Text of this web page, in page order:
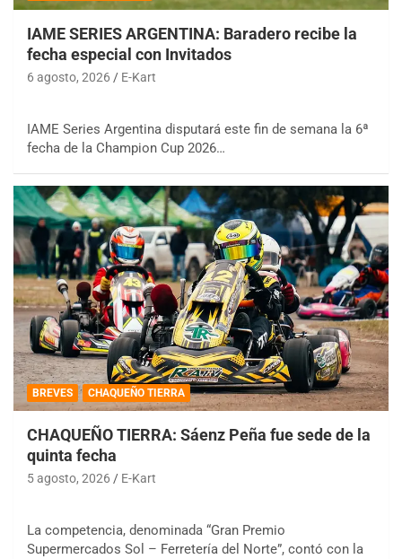
IAME SERIES ARGENTINA: Baradero recibe la
fecha especial con Invitados
6 agosto, 2026 E-Kart
IAME Series Argentina disputará este fin de semana la 6ª
fecha de la Champion Cup 2026…
BREVES CHAQUEÑO TIERRA
CHAQUEÑO TIERRA: Sáenz Peña fue sede de la
quinta fecha
5 agosto, 2026 E-Kart
La competencia, denominada “Gran Premio
Supermercados Sol – Ferretería del Norte”, contó con la